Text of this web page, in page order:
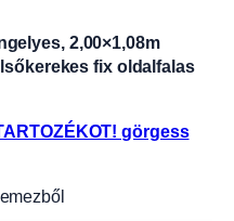
2,00×1,08m
fix oldalfalas
görgess